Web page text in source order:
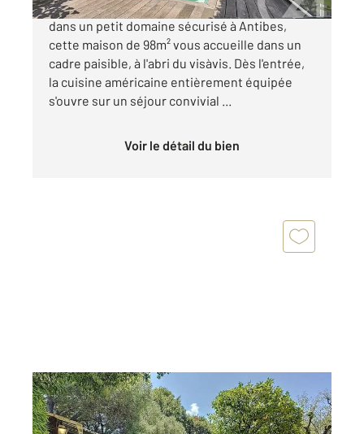
ANTIBES HAUTEURS EXCLUSIVITE : Nichée
dans un petit domaine sécurisé à Antibes,
cette maison de 98m² vous accueille dans un
cadre paisible, à l'abri du visàvis. Dès l'entrée,
la cuisine américaine entièrement équipée
s'ouvre sur un séjour convivial ...
Voir le détail du bien
ANTIBES 06
124,70 m2, 7 pièces
Ref : 37706